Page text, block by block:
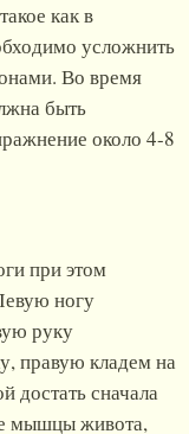
как в
усложнить
Во время
быть
около 4-8
при этом
ногу
руку
правую кладем на
достать сначала
мышцы живота,